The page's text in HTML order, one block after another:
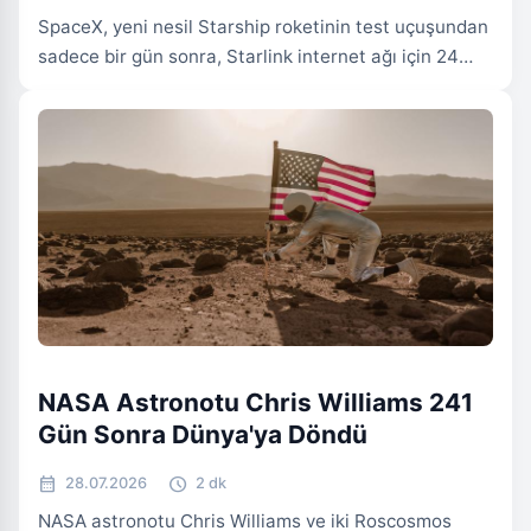
SpaceX, yeni nesil Starship roketinin test uçuşundan
sadece bir gün sonra, Starlink internet ağı için 24
Falcon 9 roketi ile gerçekleştirilen bu fırlatma,
şirketin uydu internet ağını hızla genişletme
hedefinin son adımı oldu ve aktif Starlink uydu
sayısını 10.865'e ulaştırdı.
NASA Astronotu Chris Williams 241
Gün Sonra Dünya'ya Döndü
calendar_month 28.07.2026 schedule 2 dk
NASA astronotu Chris Williams ve iki Roscosmos